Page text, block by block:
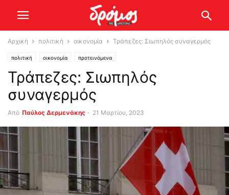
Αρχική πολιτική οικονομία Τράπεζες: Σιωπηλός συναγερμός
πολιτική οικονομία προτεινόμενα
Τράπεζες: Σιωπηλός
συναγερμός
Από Παύλος Δερμενάκης - 21 Μαρτίου, 2023